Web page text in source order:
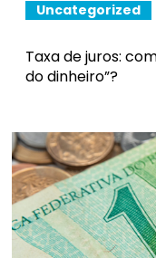
Uncategorized
Taxa de juros:
do dinheiro”?